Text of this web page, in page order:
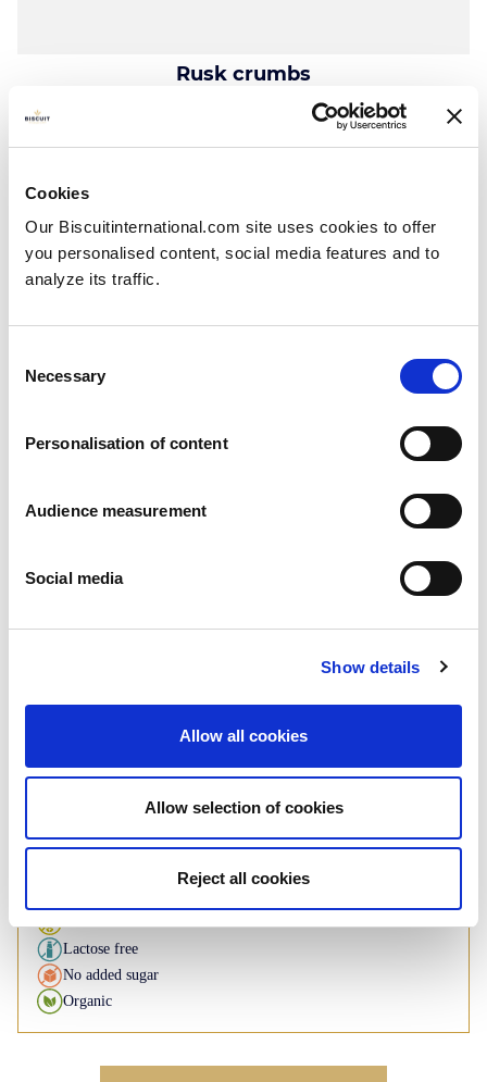
Cookies
Our Biscuitinternational.com site uses cookies to offer
you personalised content, social media features and to
analyze its traffic.
Selection
Necessary
Personalisation of content
Audience measurement
Social media
Show details
Allow all cookies
Allow selection of cookies
Reject all cookies
Rusk crumbs
Rusk
If you have any inquiries about our
products, please contact us
Gluten free
Lactose free
No added sugar
Organic